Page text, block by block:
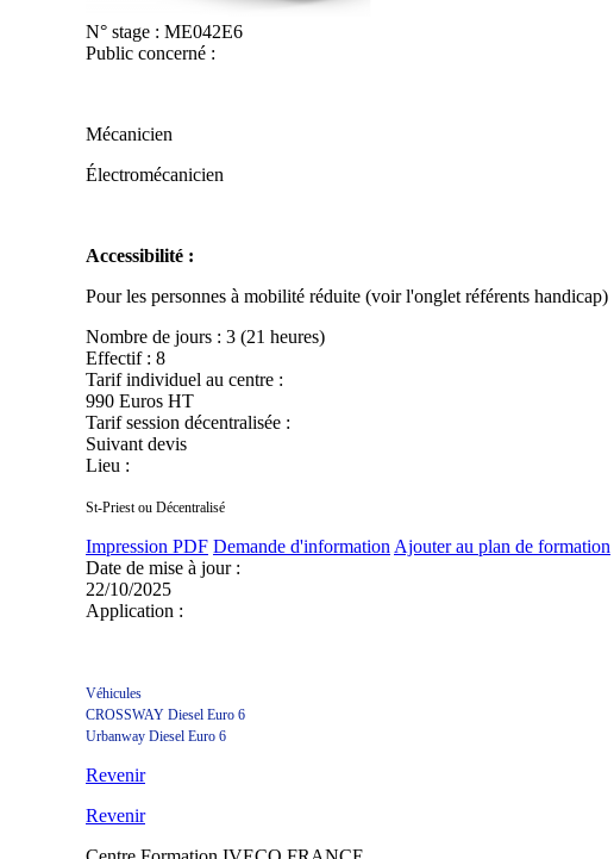
N° stage : ME042E6
Public concerné :
Mécanicien
Électromécanicien
Accessibilité :
Pour les personnes à mobilité réduite (voir l'onglet référents handicap)
Nombre de jours : 3 (21 heures)
Effectif : 8
Tarif individuel au centre :
990 Euros HT
Tarif session décentralisée :
Suivant devis
Lieu :
St-Priest ou Décentralisé
Impression PDF Demande d'information Ajouter au plan de formation
Date de mise à jour :
22/10/2025
Application :
Véhicules
CROSSWAY Diesel Euro 6
Urbanway Diesel Euro 6
Revenir
Revenir